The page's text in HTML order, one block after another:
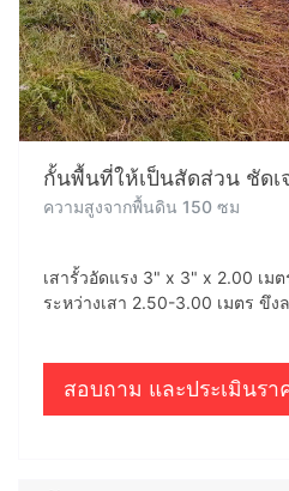
กั้นพื้นที่ให้เป็นสัดส่วน ชัดเ
ความสูงจากพื้นดิน 150 ซม
เสารั้วอัดแรง 3" x 3" x 2.00 เม
ระหว่างเสา 2.50-3.00 เมตร ขึ
สอบถาม และประเมินรา